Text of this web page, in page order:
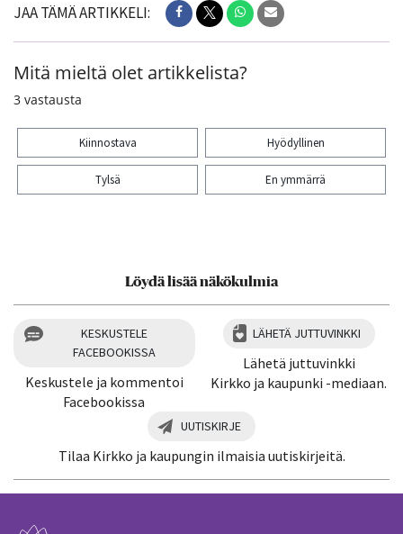
JAA TÄMÄ ARTIKKELI:
Mitä mieltä olet artikkelista?
3 vastausta
Kiinnostava Hyödyllinen
Tylsä En ymmärrä
Löydä lisää näkökulmia
KESKUSTELE
FACEBOOKISSA
Keskustele ja kommentoi
Facebookissa
LÄHETÄ JUTTUVINKKI
Lähetä juttuvinkki
Kirkko ja kaupunki -mediaan.
UUTISKIRJE
Tilaa Kirkko ja kaupungin ilmaisia uutiskirjeitä.